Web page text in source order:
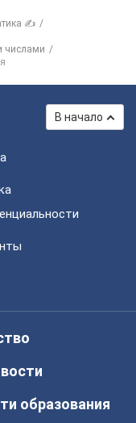
✍
числами
В начало
образования